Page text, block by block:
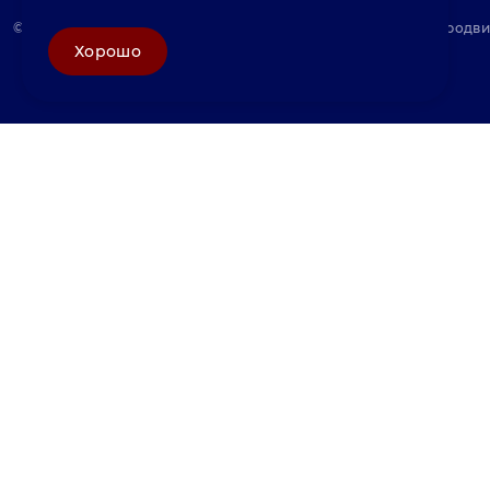
© «Велунд нержавейка» 2025, Разработка и комплексное
Хорошо